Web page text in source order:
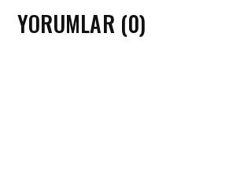
YORUMLAR (0)